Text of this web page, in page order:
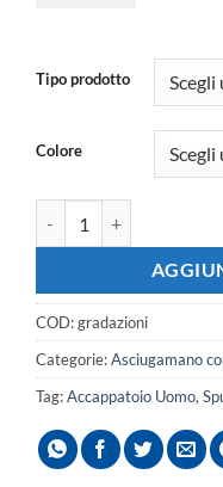
Tipo prodotto
Colore
COD:gradazioni
Categorie:Asciugamano
Tag:Accappatoio Uomo,